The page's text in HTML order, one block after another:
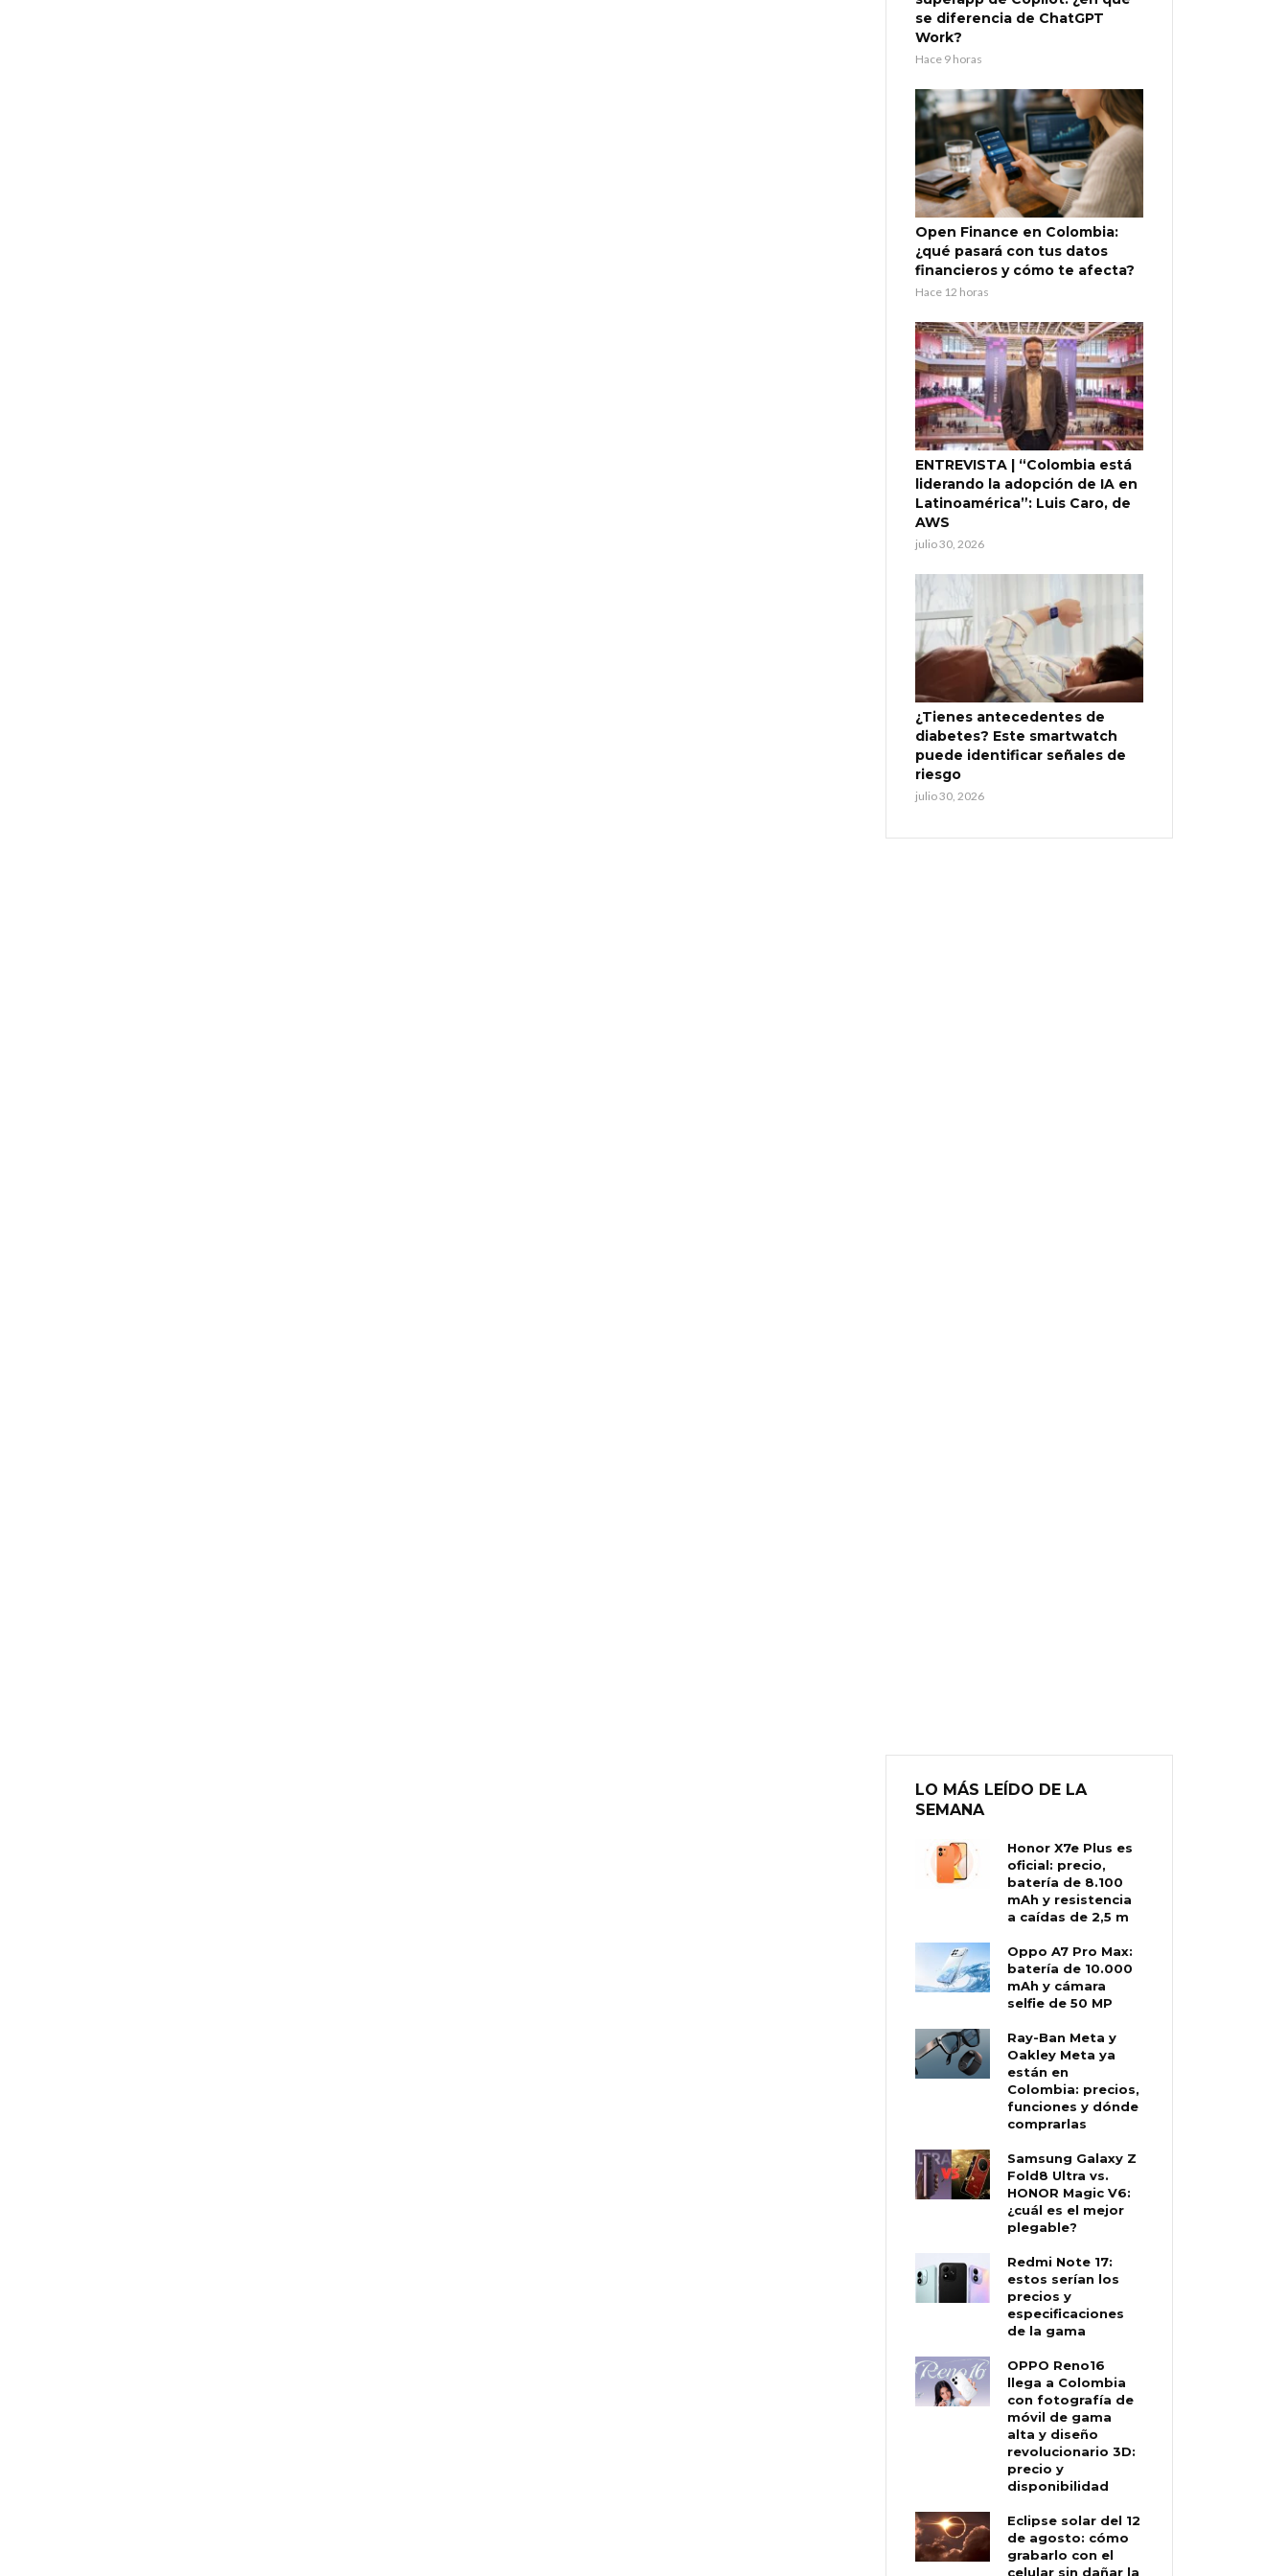
se diferencia de ChatGPT
Work?
Hace 9 horas
Open Finance en Colombia:
¿qué pasará con tus datos
financieros y cómo te afecta?
Hace 12 horas
ENTREVISTA | “Colombia está
liderando la adopción de IA en
Latinoamérica”: Luis Caro, de
AWS
julio 30, 2026
¿Tienes antecedentes de
diabetes? Este smartwatch
puede identificar señales de
riesgo
julio 30, 2026
LO MÁS LEÍDO DE LA
SEMANA
Honor X7e Plus es
oficial: precio,
batería de 8.100
mAh y resistencia
a caídas de 2,5 m
Oppo A7 Pro Max:
batería de 10.000
mAh y cámara
selfie de 50 MP
Ray-Ban Meta y
Oakley Meta ya
están en
Colombia: precios,
funciones y dónde
comprarlas
Samsung Galaxy Z
Fold8 Ultra vs.
HONOR Magic V6:
¿cuál es el mejor
plegable?
Redmi Note 17:
estos serían los
precios y
especificaciones
de la gama
OPPO Reno16
llega a Colombia
con fotografía de
móvil de gama
alta y diseño
revolucionario 3D:
precio y
disponibilidad
Eclipse solar del 12
de agosto: cómo
grabarlo con el
celular sin dañar la